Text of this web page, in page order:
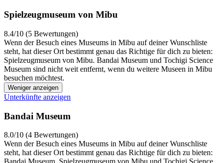
Spielzeugmuseum von Mibu
8.4/10 (5 Bewertungen)
Wenn der Besuch eines Museums in Mibu auf deiner Wunschliste
steht, hat dieser Ort bestimmt genau das Richtige für dich zu bieten:
Spielzeugmuseum von Mibu. Bandai Museum und Tochigi Science
Museum sind nicht weit entfernt, wenn du weitere Museen in Mibu
besuchen möchtest.
Weniger anzeigen
Unterkünfte anzeigen
Bandai Museum
8.0/10 (4 Bewertungen)
Wenn der Besuch eines Museums in Mibu auf deiner Wunschliste
steht, hat dieser Ort bestimmt genau das Richtige für dich zu bieten: